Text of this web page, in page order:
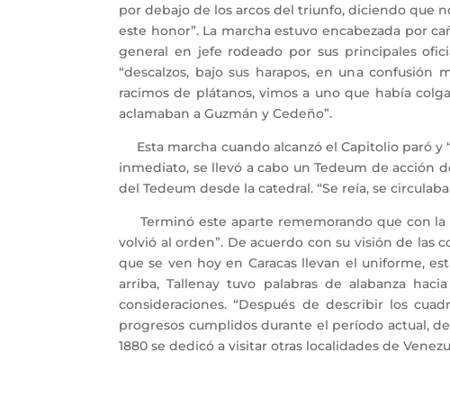
por debajo de los arcos del triunfo, diciendo que
este honor”. La marcha estuvo encabezada por
general en jefe rodeado por sus principales
“descalzos, bajo sus harapos, en una confusión
racimos de plátanos, vimos a uno que había
aclamaban a Guzmán y Cedeño”.
Esta marcha cuando alcanzó el Capitolio paró y
inmediato, se llevó a cabo un Tedeum de acción
del Tedeum desde la catedral. “Se reía, se
Terminó este aparte rememorando que con la
volvió al orden”. De acuerdo con su visión de las
que se ven hoy en Caracas llevan el uniforme,
arriba, Tallenay tuvo palabras de alabanza
consideraciones. “Después de describir los
progresos cumplidos durante el período actual,
1880 se dedicó a visitar otras localidades de